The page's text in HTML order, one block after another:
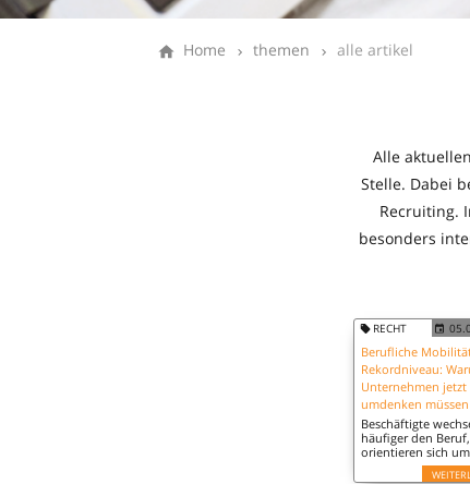
Home themen alle artikel
Alle
Stelle. Dabei
Recruiting.
besonders
RECHT
Berufliche
Rekordniveau:
Unternehmen jetzt
umdenken müssen
Beschäftigte
häufiger den Beruf,
orientieren sich
schlagen neue